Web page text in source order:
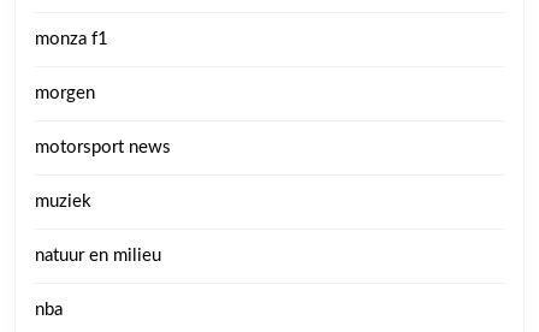
monza f1
morgen
motorsport news
muziek
natuur en milieu
nba